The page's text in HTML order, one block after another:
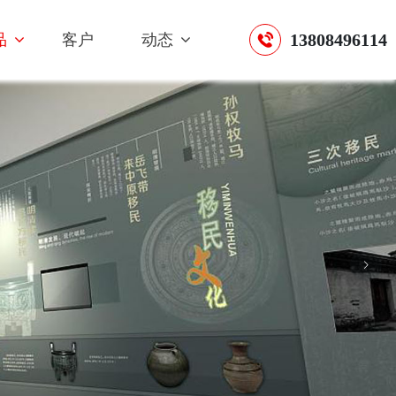
客户 动态 13808496114